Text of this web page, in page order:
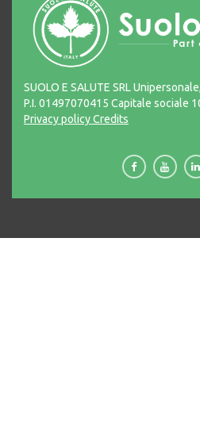
SUOLO E SALUTE SRL Unipersonale,
P.I. 01497070415 Capitale sociale
Privacy policyCredits